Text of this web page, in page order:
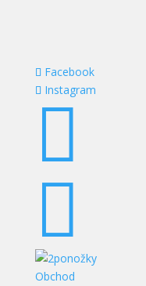
Facebook
Instagram


Obchod